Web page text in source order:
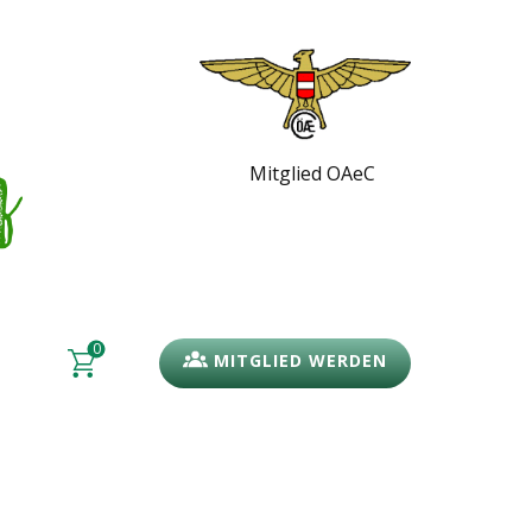
Mitglied OAeC
MITGLIED WERDEN
0